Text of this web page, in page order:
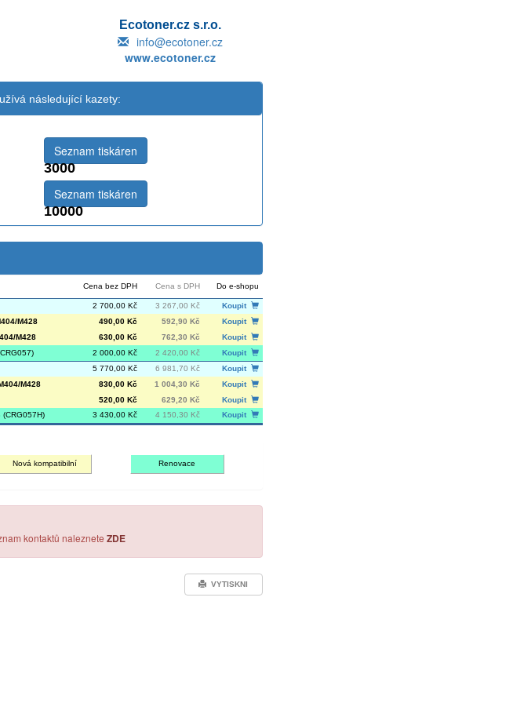
Ecotoner.cz s.r.o.
info@ecotoner.cz
www.ecotoner.cz
následující kazety:
3000
Seznam tiskáren
10000
Seznam tiskáren
Cena bez DPH Cena s DPH Do e-shopu
2 700,00 Kč 3 267,00 Kč
Koupit
M428 490,00 Kč 592,90 Kč
Koupit
M428 630,00 Kč 762,30 Kč
Koupit
2 000,00 Kč 2 420,00 Kč
Koupit
5 770,00 Kč 6 981,70 Kč
Koupit
M428 830,00 Kč 1 004,30 Kč
Koupit
520,00 Kč 629,20 Kč
Koupit
3 430,00 Kč 4 150,30 Kč Koupit
Nová kompatibilní Renovace
kontaktů naleznete ZDE
VYTISKNI